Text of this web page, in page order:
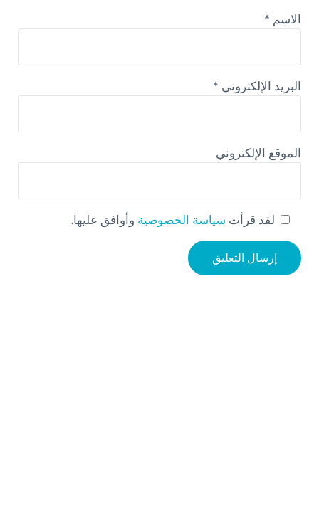
الاسم *
البريد الإلكتروني *
الموقع الإلكتروني
لقد قرأت سياسة الخصوصية وأوافق عليها.